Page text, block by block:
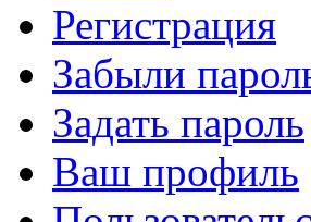
Регистрация
Забыли
Задать пароль
Ваш профиль